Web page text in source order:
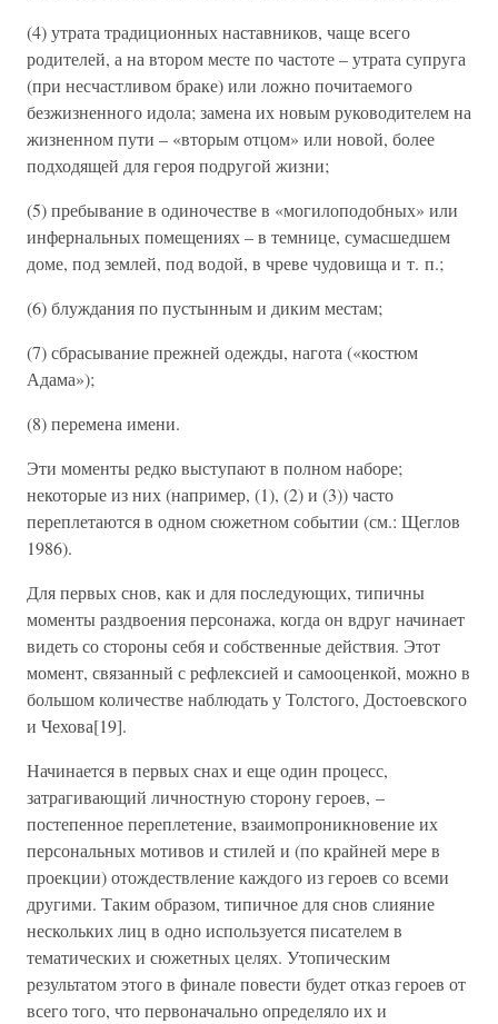
(4) утрата традиционных наставников, чаще всего
родителей, а на втором месте по частоте – утрата супруга
(при несчастливом браке) или ложно почитаемого
безжизненного идола; замена их новым руководителем на
жизненном пути – «вторым отцом» или новой, более
подходящей для героя подругой жизни;
(5) пребывание в одиночестве в «могилоподобных» или
инфернальных помещениях – в темнице, сумасшедшем
доме, под землей, под водой, в чреве чудовища и т. п.;
(6) блуждания по пустынным и диким местам;
(7) сбрасывание прежней одежды, нагота («костюм
Адама»);
(8) перемена имени.
Эти моменты редко выступают в полном наборе;
некоторые из них (например, (1), (2) и (3)) часто
переплетаются в одном сюжетном событии (см.: Щеглов
1986).
Для первых снов, как и для последующих, типичны
моменты раздвоения персонажа, когда он вдруг начинает
видеть со стороны себя и собственные действия. Этот
момент, связанный с рефлексией и самооценкой, можно в
большом количестве наблюдать у Толстого, Достоевского
и Чехова[19].
Начинается в первых снах и еще один процесс,
затрагивающий личностную сторону героев, –
постепенное переплетение, взаимопроникновение их
персональных мотивов и стилей и (по крайней мере в
проекции) отождествление каждого из героев со всеми
другими. Таким образом, типичное для снов слияние
нескольких лиц в одно используется писателем в
тематических и сюжетных целях. Утопическим
результатом этого в финале повести будет отказ героев от
всего того, что первоначально определяло их и